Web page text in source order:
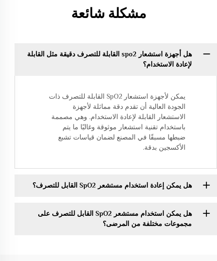
مشكلة شائعة
هل أجهزة استشعار spo2 القابلة للتصرف دقيقة مثل القابلة
لإعادة الاستخدام؟
يمكن لأجهزة استشعار SpO2 القابلة للتصرف ذات
الجودة العالية أن تقدم دقة مماثلة لأجهزة
الاستشعار القابلة لإعادة الاستخدام. وهي مصممة
باستخدام تقنية استشعار موثوقة وغالبًا ما يتم
ضبطها مسبقًا في المصنع لضمان قياسات تشبع
الأكسجين بدقة.
هل يمكن إعادة استخدام مستشعر SpO2 القابل للتصرف؟
هل يمكن استخدام مستشعر SpO2 القابل للتصرف على
مجموعات مختلفة من المرضى؟